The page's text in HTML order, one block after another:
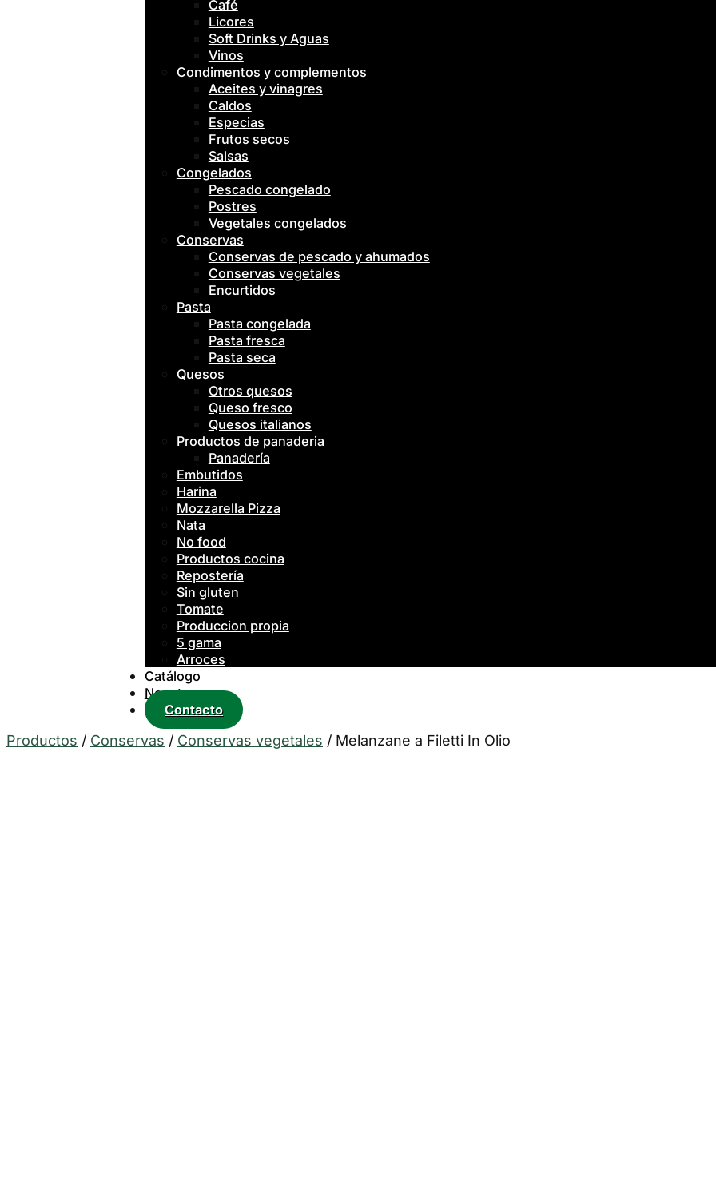
Café
Licores
Soft Drinks y Aguas
Vinos
Condimentos y complementos
Aceites y vinagres
Caldos
Especias
Frutos secos
Salsas
Congelados
Pescado congelado
Postres
Vegetales congelados
Conservas
Conservas de pescado y ahumados
Conservas vegetales
Encurtidos
Pasta
Pasta congelada
Pasta fresca
Pasta seca
Quesos
Otros quesos
Queso fresco
Quesos italianos
Productos de panaderia
Panadería
Embutidos
Harina
Mozzarella Pizza
Nata
No food
Productos cocina
Repostería
Sin gluten
Tomate
Produccion propia
5 gama
Arroces
Catálogo
Nosotros
Contacto
Productos / Conservas / Conservas vegetales / Melanzane a Filetti In Olio